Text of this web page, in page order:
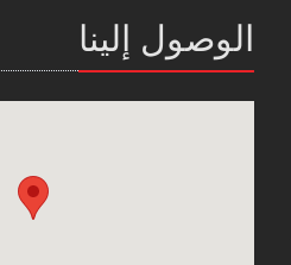
الوصول إلينا